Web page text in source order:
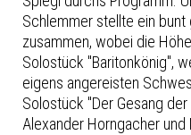
Schlemmer stellte ein
zusammen, wobei die
Solostück "Baritonkönig",
eigens angereisten
Solostück "Der Gesang
Alexander Horngacher und